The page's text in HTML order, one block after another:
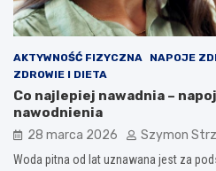
AKTYWNOŚĆ FIZYCZNA NAPOJE
ZDROWIE I DIETA
Co najlepiej nawadnia –
nawodnienia
28 marca 2026 Szymon
Woda pitna od lat uznawana jest za